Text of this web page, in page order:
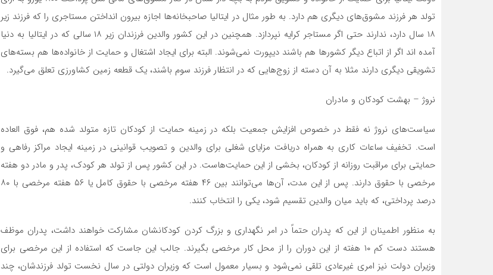
تولد هر فرزند مشوق‌های دیگری هم دارد. به طور مثال در ایتالیا صاحبخانه‌ها اجازه بیرون انداختن مستاجری را که فرزند زیر
۱۸ سال دارد، ندارند حتی اگر مستاجر کرایه نپردازد. همچنین در این کشور والدین فرزندان زیر ۱۸ سالی که در ایتالیا به دنیا
آمده اند اگر از اتباع دیگر کشور‌ها هم باشند دیپورت نمی‌شوند. البته برای ایجاد اشتغال و حمایت از خانواده‌ها هم بسته‌های
تشویقی دیگری دارند مثلا به آن دسته از زوج‌هایی که در انتظار فرزند سوم باشند، یک قطعه زمین کشاورزی تعلق می‌گیرد.
نروژ – بهشت کودکان و مادران
سیاست‌های نروژ نه فقط در خصوص افزایش جمعیت بلکه در زمینه حمایت از کودکان تازه متولد شده هم، فوق العاده
است. تخفیف ساعات کاری به همراه دریافت مزایای شغلی برای والدین و تصویب قوانینی در زمینه ایجاد مراکز رفاهی و
حمایتی برای مراقبت روزانه از کودکان، بخشی از این حمایت‌هاست. در این کشور پس از تولد هر کودک، پدر و مادر دو هفته
مرخصی با حقوق دارند. پس از این مدت، آن‌ها می‌توانند بین ۴۶ هفته مرخصی با حقوق کامل یا ۵۶ هفته مرخصی با ۸۰
درصد پرداختی، که باید میان والدین تقسیم شود، یکی را انتخاب کنند.
به منظور اطمینان از این که پدران حتماً در امر نگهداری و بزرگ کردن کودکانشان مشارکت خواهند داشت، پدران موظف
هستند دست کم ۱۰ هفته از این دوران را از محل کار مرخصی بگیرند. جالب این جاست که استفاده از این مرخصی برای
وزیران دولت نیز امری غیرعادی تلقی نمی‌شود و بسیار معمول است که وزیران دولتی در سال نخست تولد فرزندشان، چند